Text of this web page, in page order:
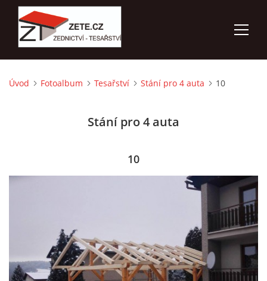
ÚVOD
3D VIZUALIZACE
Úvod Fotoalbum Tesařství Stání pro 4 auta 10
Stání pro 4 auta
10